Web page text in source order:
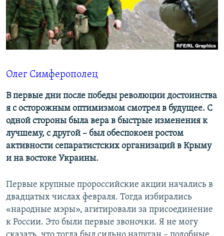
ПОБЕДИТЕЛЕЙ НЕ СУДЯТ?
КРЫМ.НЕПОКОРЕННЫЙ
ELIFBE
ПРИСОЕДИНЯЙТЕСЬ!
Все сайты RFE/RL
Олег Симферополец
В первые дни после победы революции достоинства
я с осторожным оптимизмом смотрел в будущее. С
одной стороны была вера в быстрые изменения к
лучшему, с другой – был обеспокоен ростом
активности сепаратистских организаций в Крыму
и на востоке Украины.
Первые крупные пророссийские акции начались в
двадцатых числах февраля. Тогда избирались
«народные мэры», агитировали за присоединение
к России. Это были первые звоночки. Я не могу